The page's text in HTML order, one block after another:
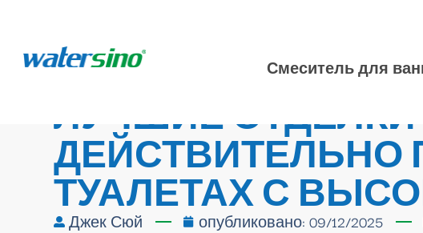
Смеситель для
ЛУЧШИЕ
ДЕЙСТВИТЕЛЬНО
ТУАЛЕТАХ С
Джек Сюй опубликовано: 09/12/2025